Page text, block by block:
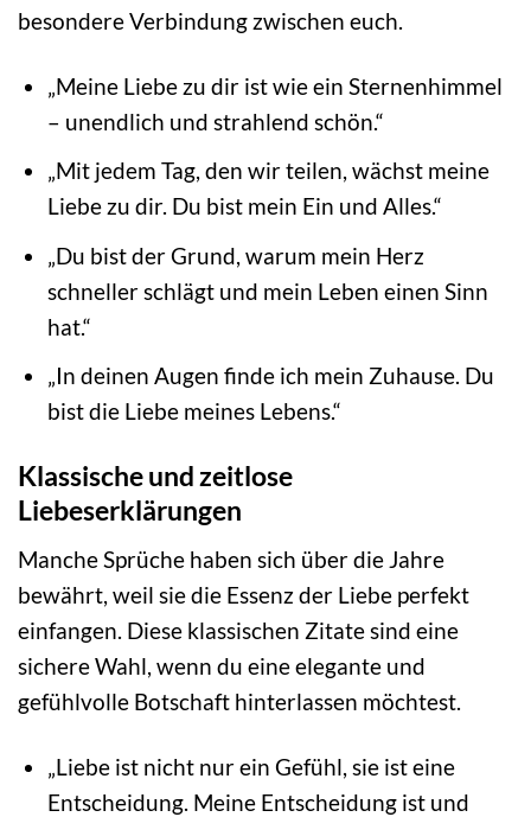
besondere Verbindung zwischen euch.
„Meine Liebe zu dir ist wie ein Sternenhimmel
– unendlich und strahlend schön.“
„Mit jedem Tag, den wir teilen, wächst meine
Liebe zu dir. Du bist mein Ein und Alles.“
„Du bist der Grund, warum mein Herz
schneller schlägt und mein Leben einen Sinn
hat.“
„In deinen Augen finde ich mein Zuhause. Du
bist die Liebe meines Lebens.“
Klassische und zeitlose
Liebeserklärungen
Manche Sprüche haben sich über die Jahre
bewährt, weil sie die Essenz der Liebe perfekt
einfangen. Diese klassischen Zitate sind eine
sichere Wahl, wenn du eine elegante und
gefühlvolle Botschaft hinterlassen möchtest.
„Liebe ist nicht nur ein Gefühl, sie ist eine
Entscheidung. Meine Entscheidung ist und